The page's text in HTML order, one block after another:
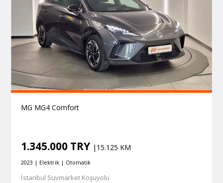
MG MG4 Comfort
1.345.000 TRY |15.125 KM
2023 | Elektrik | Otomatik
İstanbul Suvmarket Koşuyolu